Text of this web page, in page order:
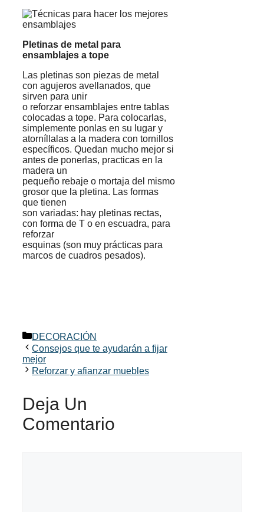
Pletinas de metal para
ensamblajes a tope
Las pletinas son piezas de metal
con agujeros avellanados, que
sirven para unir
o reforzar ensamblajes entre tablas
colocadas a tope. Para colocarlas,
simplemente ponlas en su lugar y
atorníllalas a la madera con tornillos
específicos. Quedan mucho mejor si
antes de ponerlas, practicas en la
madera un
pequeño rebaje o mortaja del mismo
grosor que la pletina. Las formas
que tienen
son variadas: hay pletinas rectas,
con forma de T o en escuadra, para
reforzar
esquinas (son muy prácticas para
marcos de cuadros pesados).
Categorías
DECORACIÓN
Consejos que te ayudarán a fijar
mejor
Reforzar y afianzar muebles
Deja Un
Comentario